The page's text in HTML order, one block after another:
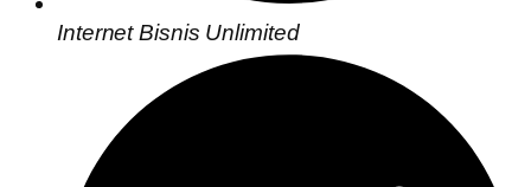
Internet Bisnis Unlimited